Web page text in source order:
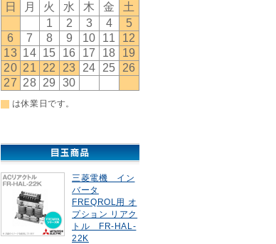
三菱電機 イン
バータ
FREQROL用 オ
プション リアク
トル FR-HAL-
22K